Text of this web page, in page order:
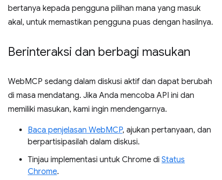
bertanya kepada pengguna pilihan mana yang masuk
akal, untuk memastikan pengguna puas dengan hasilnya.
Berinteraksi dan berbagi masukan
WebMCP sedang dalam diskusi aktif dan dapat berubah
di masa mendatang. Jika Anda mencoba API ini dan
memiliki masukan, kami ingin mendengarnya.
Baca penjelasan WebMCP, ajukan pertanyaan, dan
berpartisipasilah dalam diskusi.
Tinjau implementasi untuk Chrome di Status
Chrome.